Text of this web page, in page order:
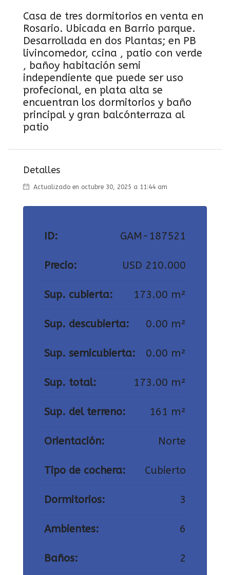
Casa de tres dormitorios en venta en
Rosario. Ubicada en Barrio parque.
Desarrollada en dos Plantas; en PB
livincomedor, ccina , patio con verde
, bañoy habitación semi
independiente que puede ser uso
profecional, en plata alta se
encuentran los dormitorios y baño
principal y gran balcónterraza al
patio
Detalles
Actualizado en octubre 30, 2025 a 11:44 am
ID: GAM-187521
Precio: USD 210.000
Sup. cubierta: 173.00 m²
Sup. descubierta: 0.00 m²
Sup. semicubierta: 0.00 m²
Sup. total: 173.00 m²
Sup. del terreno: 161 m²
Orientación: Norte
Tipo de cochera: Cubierto
Dormitorios: 3
Ambientes: 6
Baños: 2